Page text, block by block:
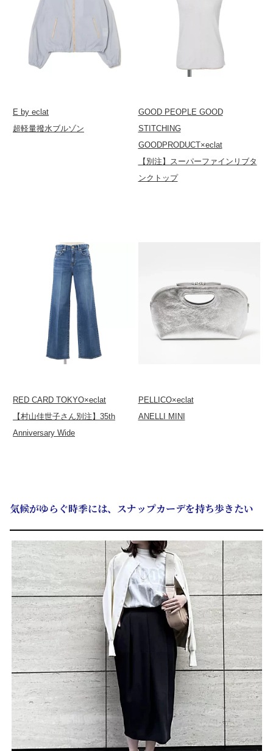
E by eclat
超軽量撥水ブルゾン
GOOD PEOPLE GOOD
STITCHING
GOODPRODUCT×eclat
【別注】スーパーファインリブタ
ンクトップ
RED CARD TOKYO×eclat
【村山佳世子さん別注】35th
Anniversary Wide
PELLICO×eclat
ANELLI MINI
気候がゆらぐ時季には、スナップカーデを持ち歩きたい